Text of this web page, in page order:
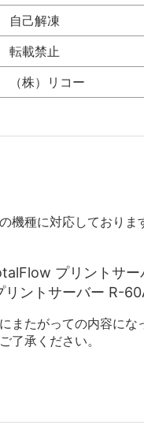
自己解凍
転載禁止
（株）リコー
機種に対応しておりま
プリントサ
ントサーバー R-
またがっての内容に
了承ください。